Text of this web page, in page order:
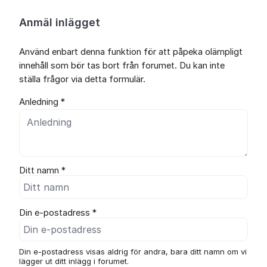
Anmäl inlägget
Använd enbart denna funktion för att påpeka olämpligt
innehåll som bör tas bort från forumet. Du kan inte
ställa frågor via detta formulär.
Anledning *
Ditt namn *
Din e-postadress *
Din e-postadress visas aldrig för andra, bara ditt namn om vi
lägger ut ditt inlägg i forumet.